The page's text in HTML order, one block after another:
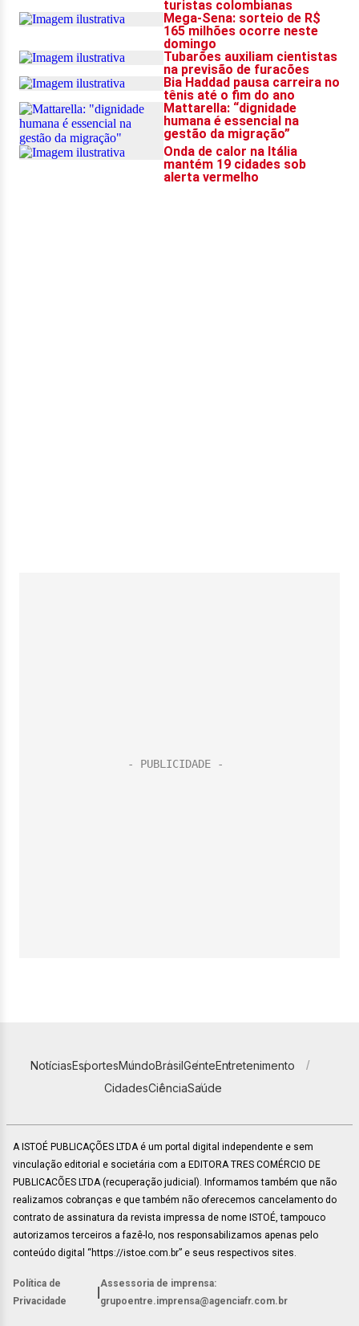
NotíciasEsportesMundoBrasilGenteEntretenimento
CidadesCiênciaSaúde
A ISTOÉ PUBLICAÇÕES LTDA é um portal digital independente e sem
vinculação editorial e societária com a EDITORA TRES COMÉRCIO DE
PUBLICACÕES LTDA (recuperação judicial). Informamos também que não
realizamos cobranças e que também não oferecemos cancelamento do
contrato de assinatura da revista impressa de nome ISTOÉ, tampouco
autorizamos terceiros a fazê-lo, nos responsabilizamos apenas pelo
conteúdo digital “https://istoe.com.br” e seus respectivos sites.
Política de
Privacidade
Assessoria de imprensa:
grupoentre.imprensa@agenciafr.com.br